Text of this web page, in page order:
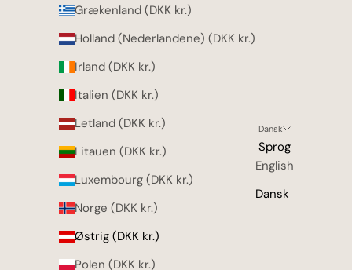
Grækenland (DKK kr.)
Holland (Nederlandene) (DKK kr.)
Irland (DKK kr.)
Italien (DKK kr.)
Letland (DKK kr.)
Litauen (DKK kr.)
Luxembourg (DKK kr.)
Norge (DKK kr.)
Østrig (DKK kr.)
Polen (DKK kr.)
Dansk
Sprog
English
Dansk